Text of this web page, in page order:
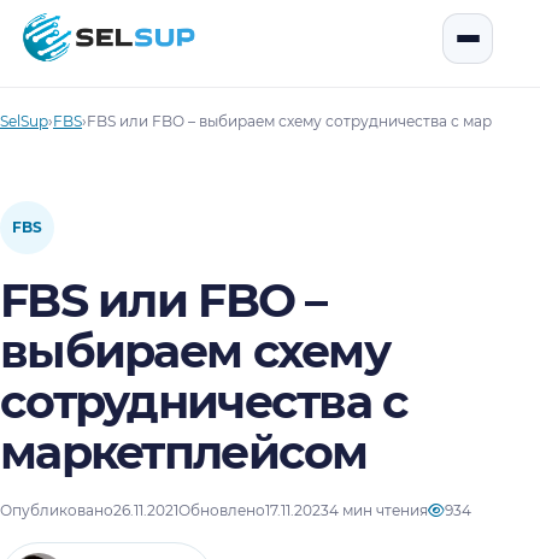
SelSup
SelSup›FBS›FBS или FBO – выбираем схему сотрудничества с
FBS
FBS или FBO –
выбираем схему
сотрудничества с
маркетплейсом
Опубликовано26.11.2021Обновлено17.11.20234 мин чтения 934